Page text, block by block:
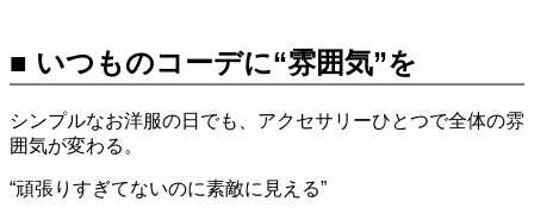
■ いつものコーデに“雰囲気”を
シンプルなお洋服の日でも、アクセサリーひとつで全体の雰
囲気が変わる。
“頑張りすぎてないのに素敵に見える”